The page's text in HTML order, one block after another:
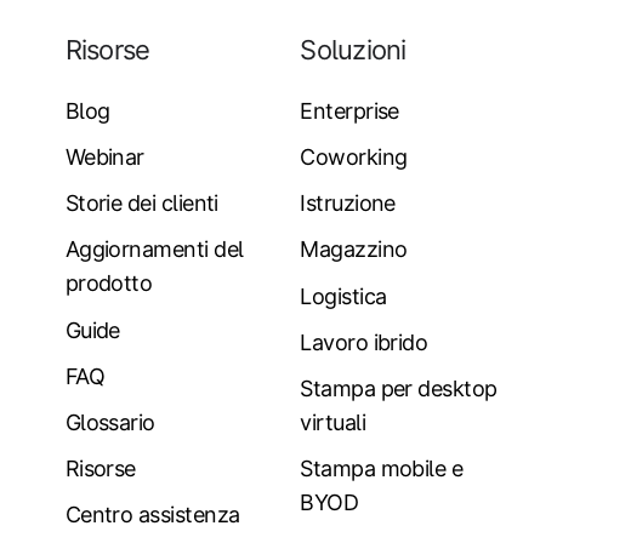
Risorse
Blog
Webinar
Storie dei clienti
Aggiornamenti del
prodotto
Guide
FAQ
Glossario
Risorse
Centro assistenza
Soluzioni
Enterprise
Coworking
Istruzione
Magazzino
Logistica
Lavoro ibrido
Stampa per desktop
virtuali
Stampa mobile e
BYOD